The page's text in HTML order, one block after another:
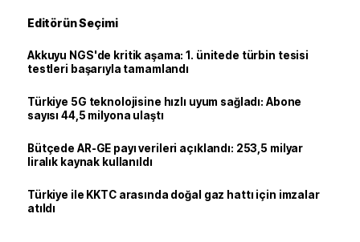
Editörün Seçimi
Akkuyu NGS'de kritik aşama: 1. ünitede türbin tesisi
testleri başarıyla tamamlandı
Türkiye 5G teknolojisine hızlı uyum sağladı: Abone
sayısı 44,5 milyona ulaştı
Bütçede AR-GE payı verileri açıklandı: 253,5 milyar
liralık kaynak kullanıldı
Türkiye ile KKTC arasında doğal gaz hattı için imzalar
atıldı